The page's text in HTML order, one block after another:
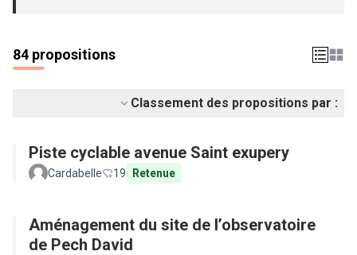
84 propositions
Classement des propositions par :
Piste cyclable avenue Saint exupery
Cardabelle 19 Retenue
Aménagement du site de l’observatoire
de Pech David